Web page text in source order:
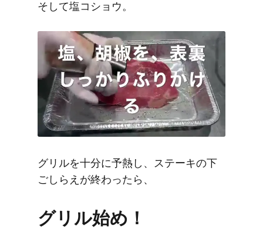
そして塩コショウ。
グリルを十分に予熱し、ステーキの下
ごしらえが終わったら、
グリル始め！